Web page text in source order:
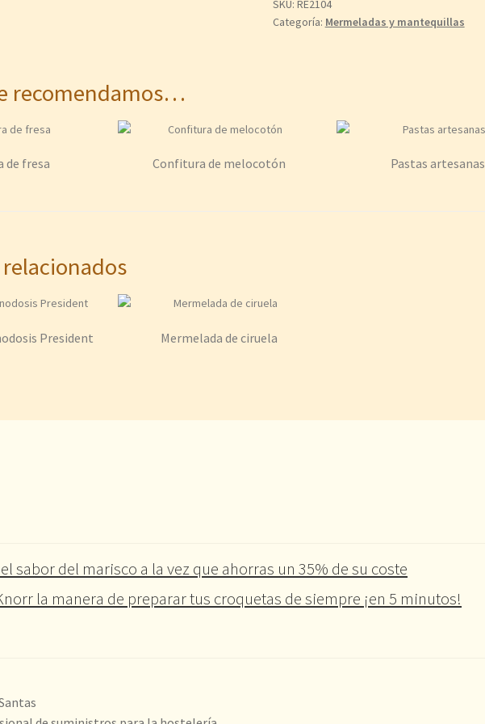
SKU: RE2104
Categoría: Mermeladas y mantequillas
recomendamos…
de fresa Confitura de melocotón Pastas artesanas
President Mermelada de ciruela
sabor del marisco a la vez que ahorras un 35% de su coste
la manera de preparar tus croquetas de siempre ¡en 5 minutos!